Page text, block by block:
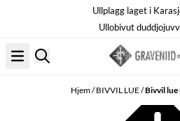
Ullplagg laget i
Ullobivut
Hjem/BIVVIL LUE/Bivvil lue